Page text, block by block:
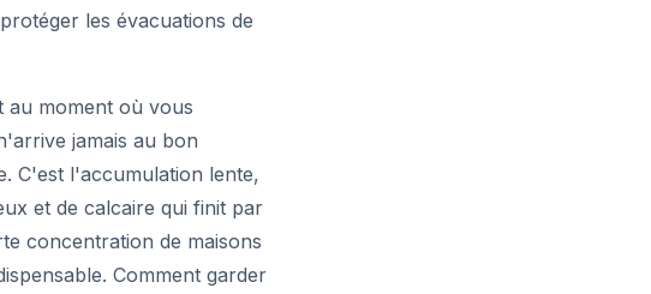
les évacuations de
au moment où vous
jamais au bon
C'est l'accumulation lente,
et de calcaire qui finit par
concentration de maisons
Comment garder